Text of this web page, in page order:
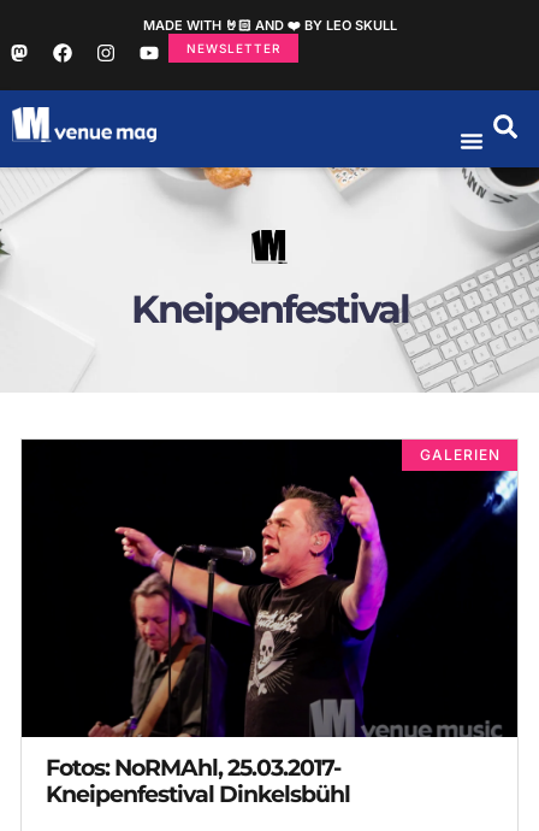
MADE WITH 🤘🏻 AND ❤️ BY LEO SKULL
NEWSLETTER
Kneipenfestival
GALERIEN
Fotos: NoRMAhl, 25.03.2017-
Kneipenfestival Dinkelsbühl